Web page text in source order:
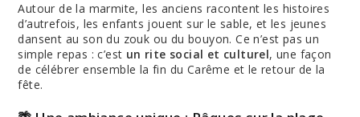
Autour de la marmite, les anciens racontent les histoires
d’autrefois, les enfants jouent sur le sable, et les jeunes
dansent au son du zouk ou du bouyon. Ce n’est pas un
simple repas : c’est un rite social et culturel, une façon
de célébrer ensemble la fin du Carême et le retour de la
fête.